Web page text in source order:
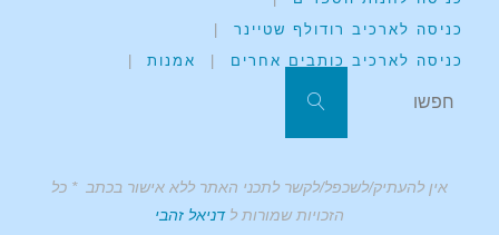
כניסה לארכיב רודולף שטיינר
|
כניסה לארכיב כותבים אחרים
| אמנות |
אין להעתיק/לשכפל/לקשר לתכני האתר ללא אישור בכתב * כל
הזכויות שמורות לדניאל זהבי